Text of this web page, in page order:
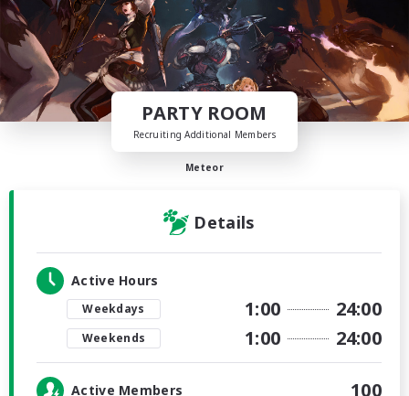
PARTY ROOM
Recruiting Additional Members
Meteor
Details
Active Hours
Weekdays 1:00 24:00
Weekends 1:00 24:00
Active Members 100